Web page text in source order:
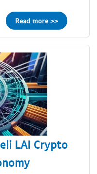
Read more >>
LAI Crypto